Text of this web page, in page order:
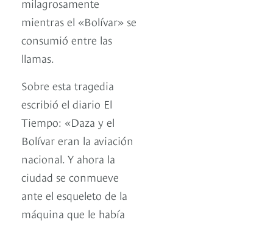
mientras el «Bolívar» se
consumió entre las
llamas.
Sobre esta tragedia
escribió el diario El
Tiempo: «Daza y el
Bolívar eran la aviación
nacional. Y ahora la
ciudad se conmueve
ante el esqueleto de la
máquina que le había